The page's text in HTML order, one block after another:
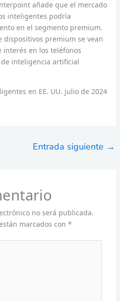
añade que el mercado
inteligentes podría
en el segmento premium.
dispositivos premium se vean
en los teléfonos
inteligencia artificial
Entrada siguiente →
no será publicada.
marcados con *